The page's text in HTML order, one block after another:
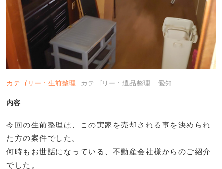
カテゴリー：生前整理 カテゴリー：遺品整理 – 愛知
内容
今回の生前整理は、この実家を売却される事を決められ
た方の案件でした。
何時もお世話になっている、不動産会社様からのご紹介
でした。